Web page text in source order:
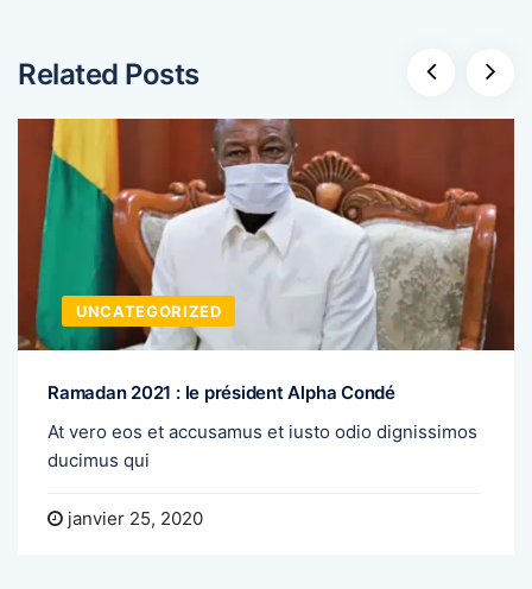
Related Posts
UNCATEGORIZED
Ramadan 2021 : le président Alpha Condé
At vero eos et accusamus et iusto odio dignissimos
ducimus qui
janvier 25, 2020